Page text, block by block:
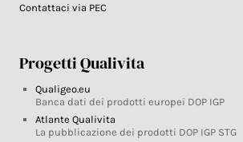
Contattaci via PEC
Progetti Qualivita
Qualigeo.eu
Banca dati dei prodotti europei DOP IGP
Atlante Qualivita
La pubblicazione dei prodotti DOP IGP STG